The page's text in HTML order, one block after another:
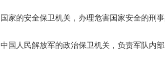
家的安全保卫机关，办理危害国家安全的刑
国人民解放军的政治保卫机关，负责军队内